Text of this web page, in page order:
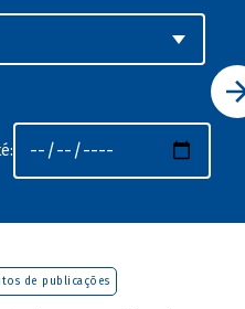
de publicações